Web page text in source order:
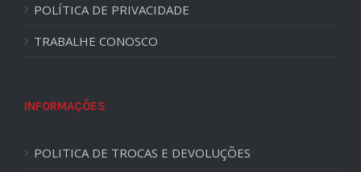
POLÍTICA DE PRIVACIDADE
TRABALHE CONOSCO
INFORMAÇÕES
POLITICA DE TROCAS E DEVOLUÇÕES